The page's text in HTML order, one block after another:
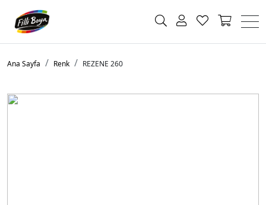
Ana Sayfa Renk REZENE 260